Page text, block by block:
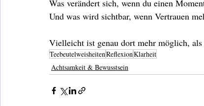
Was verändert sich, wenn du einen
Und was wird sichtbar, wenn Vertrauen
Vielleicht ist genau dort mehr möglich, als
TeebeutelweisheitenReflexionKlarheit
Achtsamkeit & Bewusstsein